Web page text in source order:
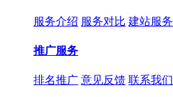
服务介绍 服务对比 建站服务
推广服务
排名推广 意见反馈 联系我们